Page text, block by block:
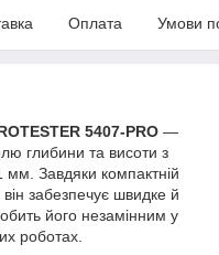
Оплата Умови
5407-PRO —
глибини та висоти з
мм. Завдяки компактній
забезпечує швидке й
його незамінним у
роботах.